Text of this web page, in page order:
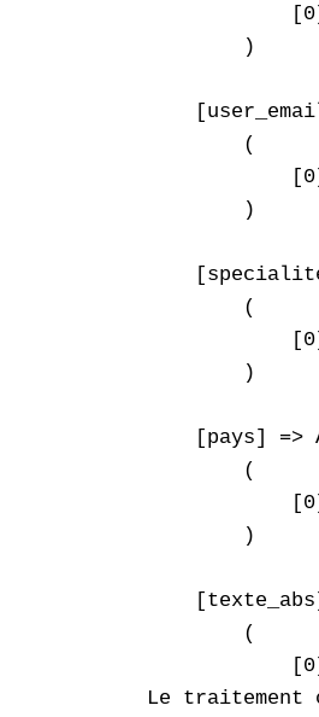
        )
        (
        )
        (
        )
[pays] =>
        (
        )
        (
Le